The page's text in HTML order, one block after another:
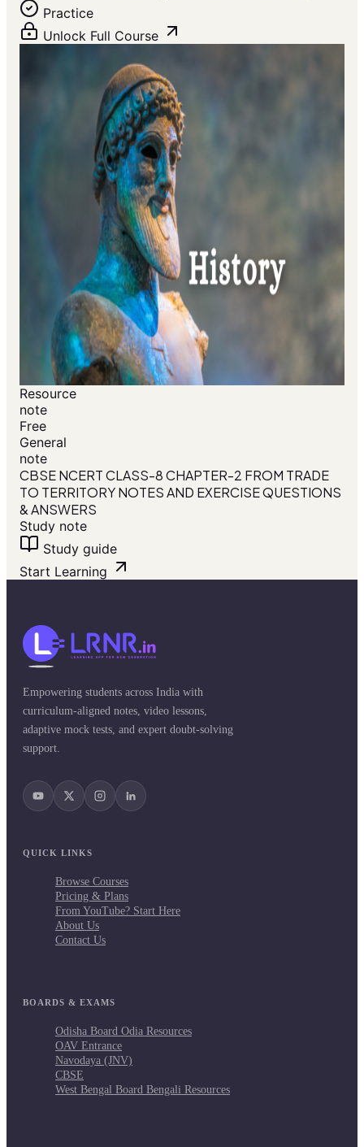
Practice
Unlock Full Course
Resource
note
Free
General
note
CBSE NCERT CLASS-8 CHAPTER-2 FROM TRADE
TO TERRITORY NOTES AND EXERCISE QUESTIONS
& ANSWERS
Study note
Study guide
Start Learning
Empowering students across India with
curriculum-aligned notes, video lessons,
adaptive mock tests, and expert doubt-solving
support.
QUICK LINKS
Browse Courses
Pricing & Plans
From YouTube? Start Here
About Us
Contact Us
BOARDS & EXAMS
Odisha Board Odia Resources
OAV Entrance
Navodaya (JNV)
CBSE
West Bengal Board Bengali Resources